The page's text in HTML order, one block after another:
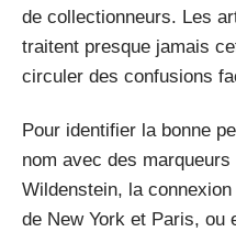
de collectionneurs. Les
traitent presque jamais
circuler des confusions
Pour identifier la bonne
nom avec des
Wildenstein, la
de New York et Paris, ou